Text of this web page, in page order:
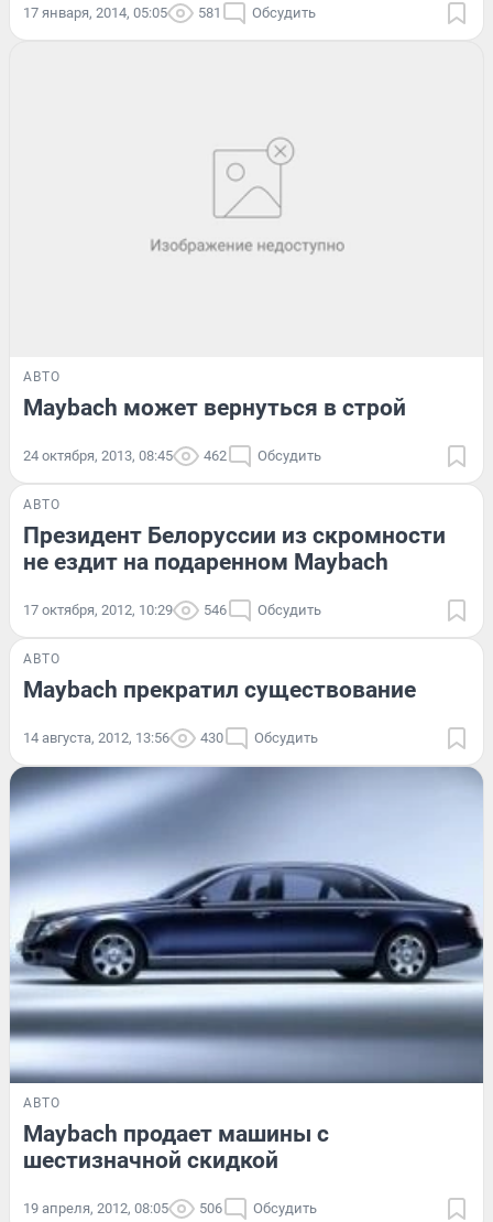
17 января, 2014, 05:05 581 Обсудить
АВТО
Maybach может вернуться в строй
24 октября, 2013, 08:45 462 Обсудить
АВТО
Президент Белоруссии из скромности
не ездит на подаренном Maybach
17 октября, 2012, 10:29 546 Обсудить
АВТО
Maybach прекратил существование
14 августа, 2012, 13:56 430 Обсудить
АВТО
Maybach продает машины с
шестизначной скидкой
19 апреля, 2012, 08:05 506 Обсудить